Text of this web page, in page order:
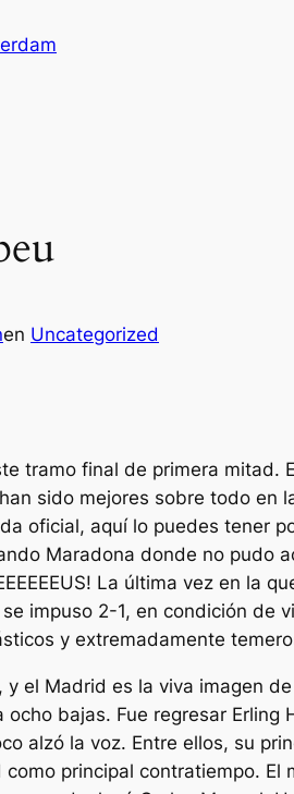
en Uncategorized
tramo final de primera
sido mejores sobre todo
oficial, aquí lo puedes tener
Maradona donde no pudo
La última vez en
impuso 2-1, en condición
y extremadamente
el Madrid es la viva imagen
bajas. Fue regresar
alzó la voz. Entre ellos, su
principal contratiempo.